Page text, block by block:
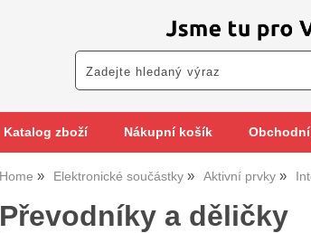
Katalog zboží Nákupní košík
Home Elektronické součástky Aktivní prvky
Převodníky a děličky